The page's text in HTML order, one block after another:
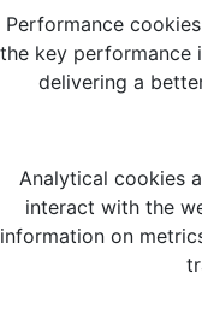
Performance
the key performance
delivering a
Analytical cookies
interact with the
information on